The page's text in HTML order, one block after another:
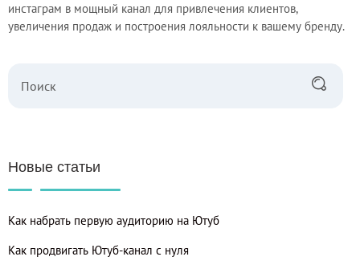
инстаграм в мощный канал для привлечения клиентов,
увеличения продаж и построения лояльности к вашему бренду.
Новые статьи
Как набрать первую аудиторию на Ютуб
Как продвигать Ютуб-канал с нуля